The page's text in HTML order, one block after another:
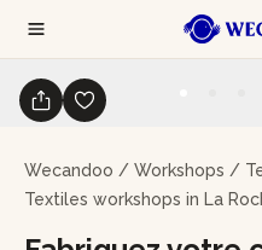
Wecandoo / Workshops /
Textiles workshops in La